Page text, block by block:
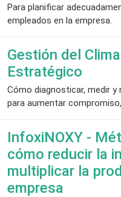
Para planificar
empleados en la empresa.
Gestión del
Estratégico
Cómo diagnosticar, medir y
para aumentar
InfoxiNOXY -
cómo reducir la
multiplicar la
empresa